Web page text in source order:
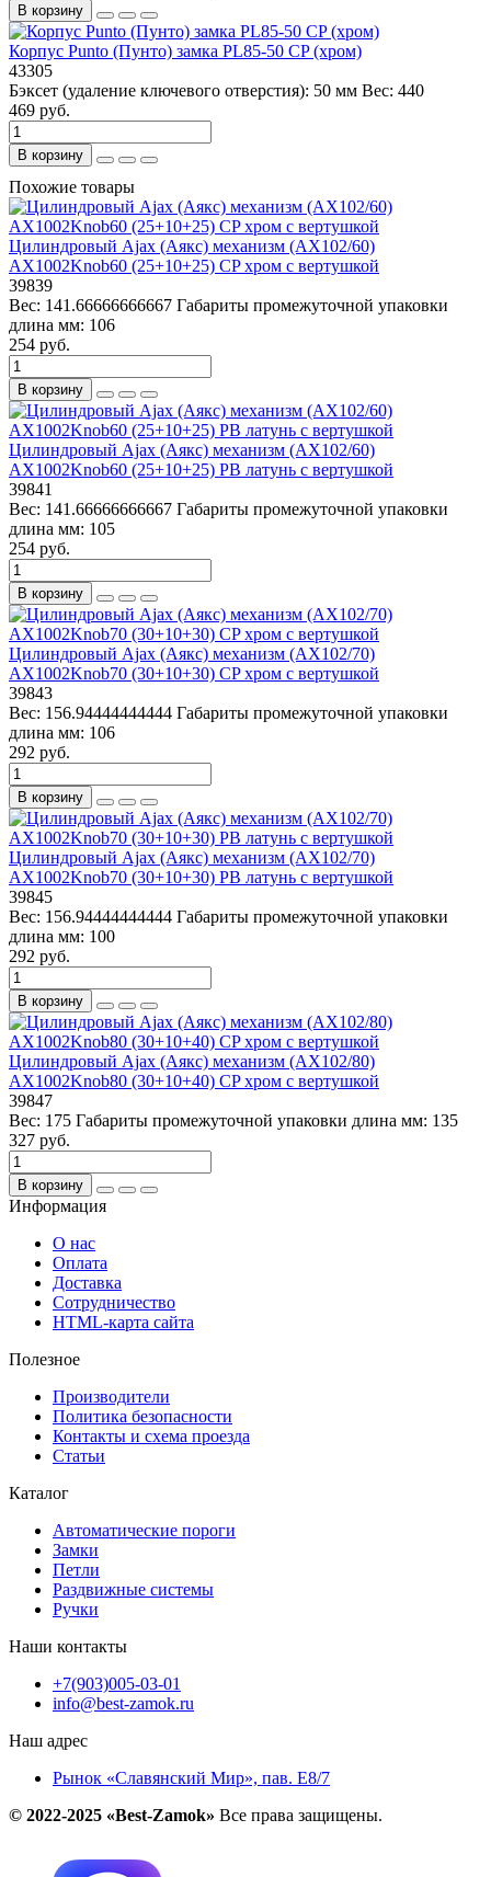
В корзину
Корпус Punto (Пунто) замка PL85-50 CP (хром)
43305
Бэксет (удаление ключевого отверстия): 50 мм Вес: 440
469 руб.
В корзину
Похожие товары
Цилиндровый Ajax (Аякс) механизм (AX102/60)
AX1002Knob60 (25+10+25) CP хром с вертушкой
39839
Вес: 141.66666666667 Габариты промежуточной упаковки
длина мм: 106
254 руб.
В корзину
Цилиндровый Ajax (Аякс) механизм (AX102/60)
AX1002Knob60 (25+10+25) PB латунь с вертушкой
39841
Вес: 141.66666666667 Габариты промежуточной упаковки
длина мм: 105
254 руб.
В корзину
Цилиндровый Ajax (Аякс) механизм (AX102/70)
AX1002Knob70 (30+10+30) CP хром с вертушкой
39843
Вес: 156.94444444444 Габариты промежуточной упаковки
длина мм: 106
292 руб.
В корзину
Цилиндровый Ajax (Аякс) механизм (AX102/70)
AX1002Knob70 (30+10+30) PB латунь с вертушкой
39845
Вес: 156.94444444444 Габариты промежуточной упаковки
длина мм: 100
292 руб.
В корзину
Цилиндровый Ajax (Аякс) механизм (AX102/80)
AX1002Knob80 (30+10+40) CP хром с вертушкой
39847
Вес: 175 Габариты промежуточной упаковки длина мм: 135
327 руб.
В корзину
Информация
О нас
Оплата
Доставка
Сотрудничество
HTML-карта сайта
Полезное
Производители
Политика безопасности
Контакты и схема проезда
Статьи
Каталог
Автоматические пороги
Замки
Петли
Раздвижные системы
Ручки
Наши контакты
+7(903)005-03-01
info@best-zamok.ru
Наш адрес
Рынок «Славянский Мир», пав. Е8/7
© 2022-2025 «Best-Zamok» Все права защищены.